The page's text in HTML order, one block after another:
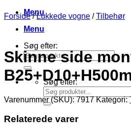
Menu
Menu
Søg efter:
Søg efter:
Forside / Lukkede vogne / Tilbehør
Skinne side
Varenummer (SKU):7917 Kategori:
Relaterede varer